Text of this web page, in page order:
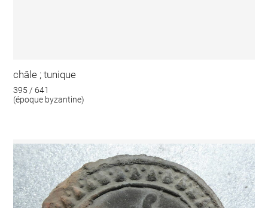
châle ; tunique
395 / 641
(époque byzantine)